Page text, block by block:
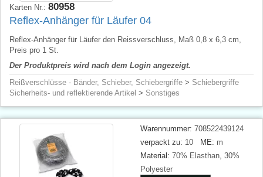
Karten Nr.: 80958
Reflex-Anhänger für Läufer 04
Reflex-Anhänger für Läufer den Reissverschluss, Maß 0,8 x 6,3 cm,
Preis pro 1 St.
Der Produktpreis wird nach dem Login angezeigt.
Reißverschlüsse - Bänder, Schieber, Schiebergriffe > Schiebergriffe
Sicherheits- und reflektierende Artikel > Sonstiges
Warennummer: 708522439124
verpackt zu: 10 ME: m
Material: 70% Elasthan, 30%
Polyester